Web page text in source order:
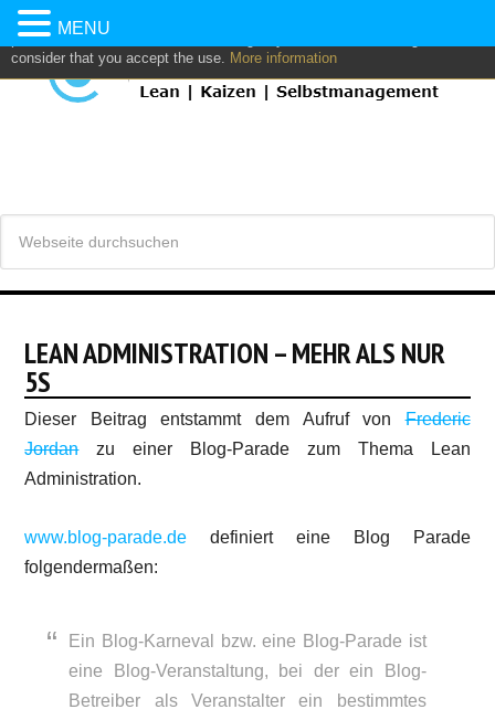
This website uses own and/or third parties cookies to: analyze,
personalize content and/or advertising. If you continue browsing, we
consider that you accept the use. More information
LEAN ADMINISTRATION – MEHR ALS NUR
5S
Dieser Beitrag entstammt dem Aufruf vonFrederic
Jordanzu einer Blog-Parade zum Thema Lean
Administration.
www.blog-parade.de definiert eine Blog Parade
folgendermaßen:
Ein Blog-Karneval bzw. eine Blog-Parade ist
eine Blog-Veranstaltung, bei der ein Blog-
Betreiber als Veranstalter ein bestimmtes
MENU